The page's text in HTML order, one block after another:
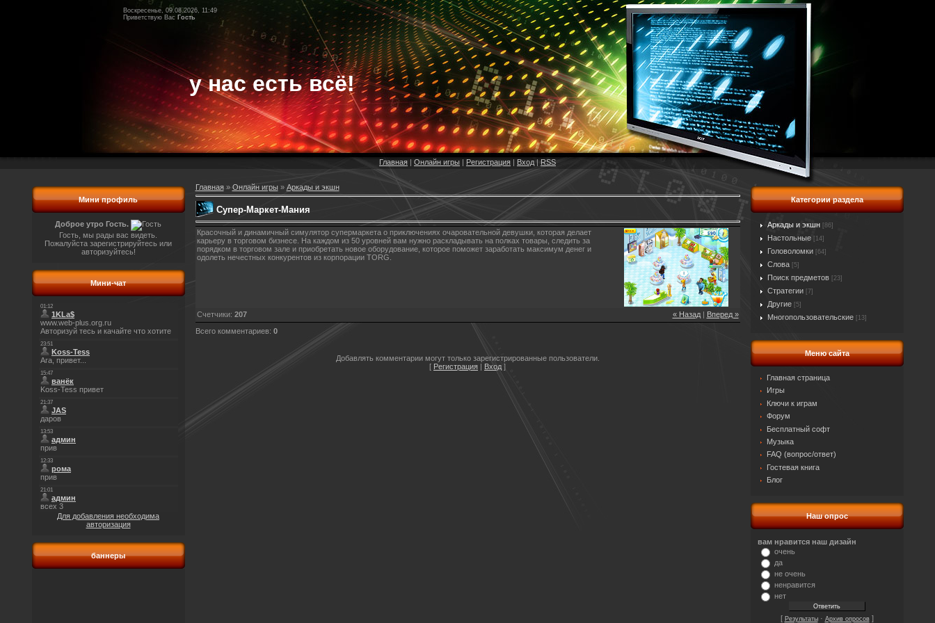
Воскресенье, 09.08.2026, 11:49
Приветствую Вас Гость
у нас есть всё!
Главная | Онлайн игры | Регистрация | Вход|RSS
Мини профиль
Доброе утро Гость.
Гость, мы рады вас видеть.
Пожалуйста зарегистрируйтесь или
авторизуйтесь!
Мини-чат
Для добавления необходима
авторизация
баннеры
Главная» Онлайн игры » Аркады и экшн
Супер-Маркет-Мания
Красочный и динамичный симулятор супермаркета о приключениях очаровательной девушки, которая делает
карьеру в торговом бизнесе. На каждом из 50 уровней вам нужно раскладывать на полках товары, следить за
порядком в торговом зале и приобретать новое оборудование, которое поможет заработать максимум денег и
одолеть нечестных конкурентов из корпорации TORG.
« Назад| Вперед »
Счетчики: 207
Всего комментариев: 0
Добавлять комментарии могут только зарегистрированные пользователи.
[ Регистрация Вход ]
Категории раздела
Аркады и экшн [86]
Настольные [14]
Головоломки [64]
Слова [5]
Поиск предметов [23]
Стратегии [7]
Другие [5]
Многопользовательские [13]
Меню сайта
Главная страница
Игры
Ключи к играм
Форум
Бесплатный софт
Музыка
FAQ (вопрос/ответ)
Гостевая книга
Блог
Наш опрос
вам нравится наш дизайн
очень
да
не очень
ненравится
нет
[ Результаты· Архив опросов]